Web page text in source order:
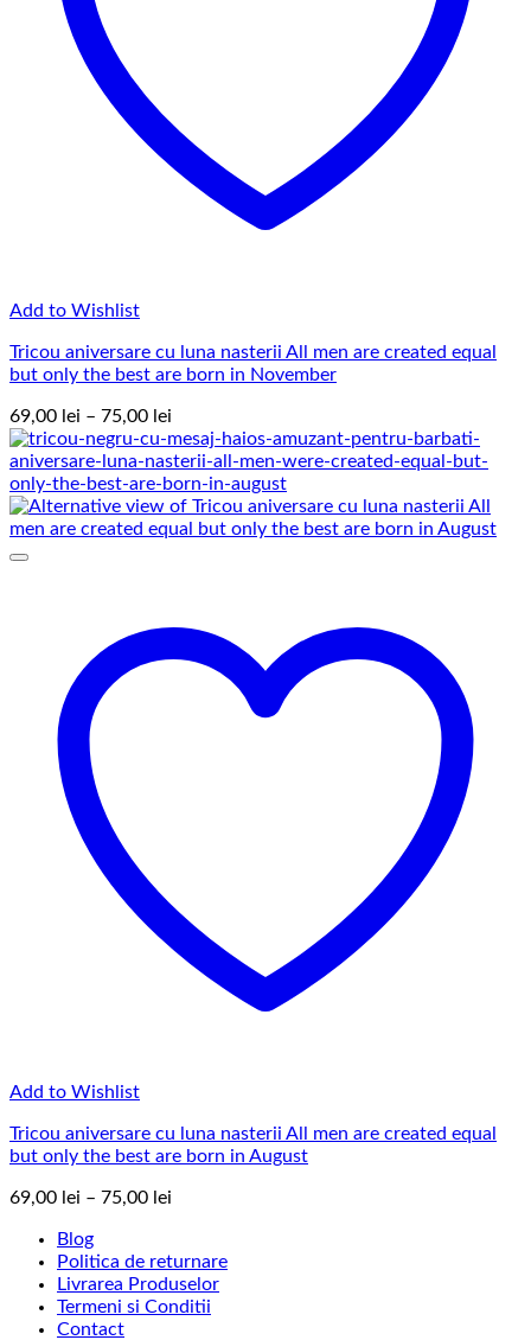
Add to Wishlist
Tricou aniversare cu luna nasterii All men are created equal
but only the best are born in November
69,00 lei – 75,00 lei
de
prețuri:
69,00 lei
până
la
Add to Wishlist
Tricou aniversare cu luna nasterii All men are created equal
but only the best are born in August
69,00 lei – 75,00 lei
69,00 lei
până
la
Blog
Politica de returnare
Livrarea Produselor
Termeni si Conditii
Contact